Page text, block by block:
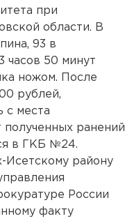
при
области. В
93 в
часов 50 минут
ножом. После
рублей,
с места
ранений
в ГКБ №24.
Исетскому району
России
факту